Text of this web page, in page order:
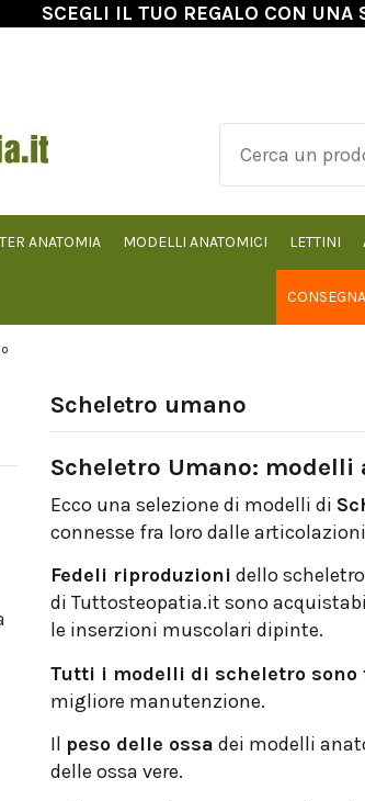
SCEGLI IL TUO REGALO CON
ANATOMIA MODELLI ANATOMICI LETTINI
Scheletro umano
Scheletro Umano:
Ecco una selezione di modelli di
connesse fra loro dalle
Fedeli riproduzioni dello
di Tuttosteopatia.it sono
le inserzioni muscolari dipinte.
Tutti i modelli di scheletro
migliore manutenzione.
Il peso delle ossa dei modelli
delle ossa vere.